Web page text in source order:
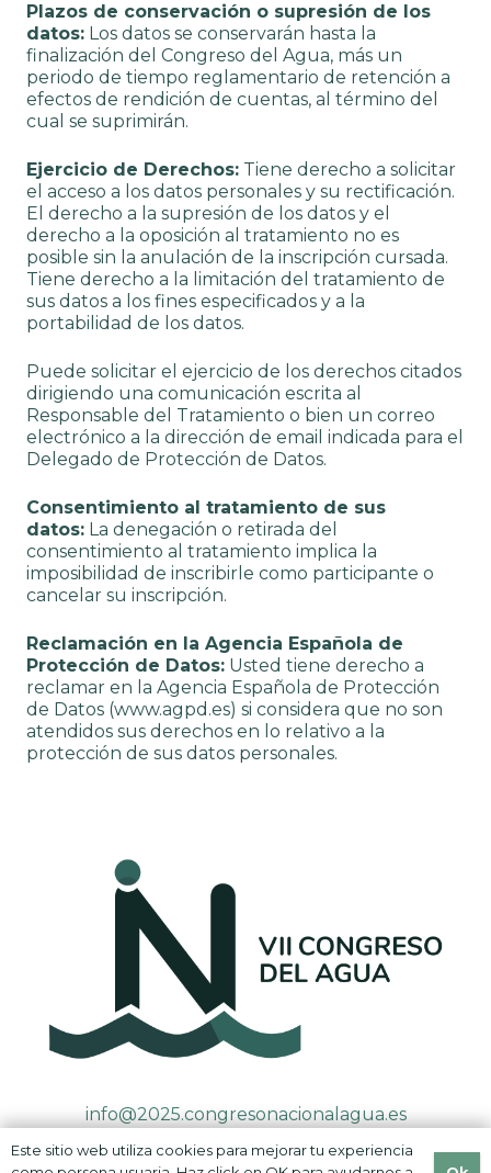
Plazos de conservación o supresión de los
datos: Los datos se conservarán hasta la
finalización del Congreso del Agua, más un
periodo de tiempo reglamentario de retención a
efectos de rendición de cuentas, al término del
cual se suprimirán.
Ejercicio de Derechos: Tiene derecho a solicitar
el acceso a los datos personales y su rectificación.
El derecho a la supresión de los datos y el
derecho a la oposición al tratamiento no es
posible sin la anulación de la inscripción cursada.
Tiene derecho a la limitación del tratamiento de
sus datos a los fines especificados y a la
portabilidad de los datos.
Puede solicitar el ejercicio de los derechos citados
dirigiendo una comunicación escrita al
Responsable del Tratamiento o bien un correo
electrónico a la dirección de email indicada para el
Delegado de Protección de Datos.
Consentimiento al tratamiento de sus
datos: La denegación o retirada del
consentimiento al tratamiento implica la
imposibilidad de inscribirle como participante o
cancelar su inscripción.
Reclamación en la Agencia Española de
Protección de Datos: Usted tiene derecho a
reclamar en la Agencia Española de Protección
de Datos (www.agpd.es) si considera que no son
atendidos sus derechos en lo relativo a la
protección de sus datos personales.
info@2025.congresonacionalagua.es
Este sitio web utiliza cookies para mejorar tu experiencia